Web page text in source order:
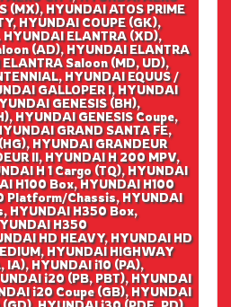
(MX), HYUNDAI ATOS PRIME
HYUNDAI COUPE (GK),
HYUNDAI ELANTRA (XD),
(AD), HYUNDAI ELANTRA
Saloon (MD, UD),
HYUNDAI EQUUS /
GALLOPER I, HYUNDAI
GENESIS (BH),
HYUNDAI GENESIS Coupe,
GRAND SANTA FE,
HYUNDAI GRANDEUR
II, HYUNDAI H 200 MPV,
H 1 Cargo (TQ), HYUNDAI
H100 Box, HYUNDAI H100
Platform/Chassis, HYUNDAI
HYUNDAI H350 Box,
H350
HD HEAVY, HYUNDAI HD
HYUNDAI HIGHWAY
IA), HYUNDAI i10 (PA),
i20 (PB, PBT), HYUNDAI
i20 Coupe (GB), HYUNDAI